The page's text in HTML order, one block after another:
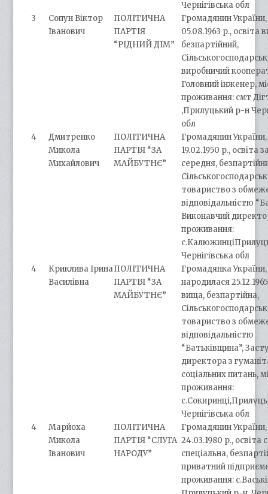
Чернігівська обл
3
Сопун Віктор
Іванович
ПОЛІТИЧНА
ПАРТІЯ
“РІДНИЙ ДІМ”
Громадянин
05.08.1963 р., освіта
безпартійний,
виробничий
Головний інженер,
проживання: смт
,Прилуцький р-н
обл
4
Дмитренко
Микола
Михайлович
ПОЛІТИЧНА
ПАРТІЯ “ЗА
МАЙБУТНЄ”
Громадянин
19.02.1950 р., освіта
середня,
товариство з
відповідальністю
Виконавчий
проживання:
Чернігівська обл
4
Криклива Ірина
Василівна
ПОЛІТИЧНА
ПАРТІЯ “ЗА
МАЙБУТНЄ”
Громадянка України,
народилася
вища, безпартійна,
товариство з
відповідальністю
“Батьківщина”,
директора з
соціальних питань,
проживання:
Чернігівська обл
4
Марйоха
Микола
Іванович
ПОЛІТИЧНА
ПАРТІЯ “СЛУГА
НАРОДУ”
Громадянин
24.03.1980 р., освіта
спеціальна,
приватний
проживання: